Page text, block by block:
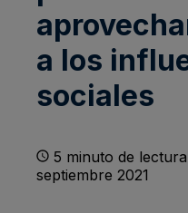
a los
sociales
5 minuto de lectura |
septiembre 2021